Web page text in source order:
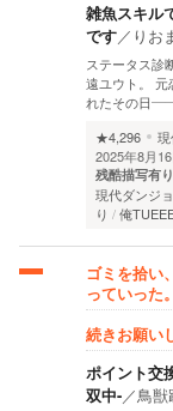
雑魚スキル
です／ りお
ステータス診
遠ユウト。 元
れたその日
★4,296
2025年8月
残酷描写有り
現代ダンジ
り
俺
ゴミを拾い
っていった。
続きお願い
ポイント交
双中-／鳥獣